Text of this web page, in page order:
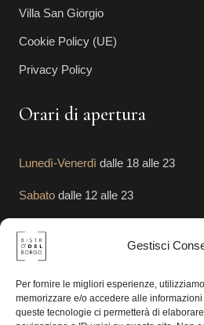
Gestisci
Per fornire le migliori esperienze,
memorizzare e/o accedere alle
queste tecnologie ci permetterà di
Villa San Giorgio
Cookie Policy (UE)
Privacy Policy
Orari di apertura
Lunedì-Venerdì dalle 18 alle 23
Sabato dalle 12 alle 23